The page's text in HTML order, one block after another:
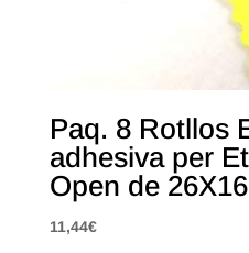
Paq. 8 Rotllos
adhesiva per
Open de
11,44€